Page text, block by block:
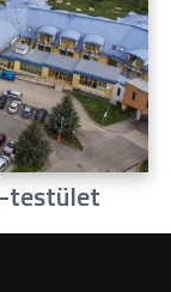
testület